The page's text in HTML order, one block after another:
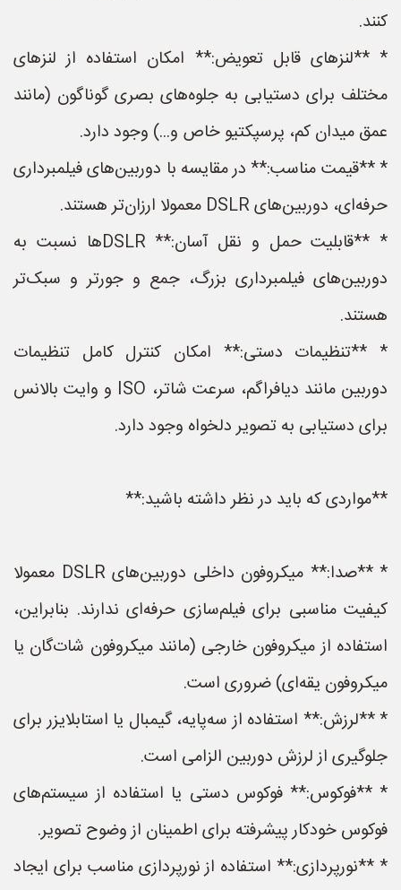
کنند.
* **لنزهای قابل تعویض:** امکان استفاده از لنزهای
مختلف برای دستیابی به جلوه‌های بصری گوناگون (مانند
عمق میدان کم، پرسپکتیو خاص و...) وجود دارد.
* **قیمت مناسب:** در مقایسه با دوربین‌های فیلمبرداری
حرفه‌ای، دوربین‌های DSLR معمولا ارزان‌تر هستند.
* **قابلیت حمل و نقل آسان:** DSLRها نسبت به
دوربین‌های فیلمبرداری بزرگ، جمع و جورتر و سبک‌تر
هستند.
* **تنظیمات دستی:** امکان کنترل کامل تنظیمات
دوربین مانند دیافراگم، سرعت شاتر، ISO و وایت بالانس
برای دستیابی به تصویر دلخواه وجود دارد.
**مواردی که باید در نظر داشته باشید:**
* **صدا:** میکروفون داخلی دوربین‌های DSLR معمولا
کیفیت مناسبی برای فیلم‌سازی حرفه‌ای ندارند. بنابراین،
استفاده از میکروفون خارجی (مانند میکروفون شات‌گان یا
میکروفون یقه‌ای) ضروری است.
* **لرزش:** استفاده از سه‌پایه، گیمبال یا استابلایزر برای
جلوگیری از لرزش دوربین الزامی است.
* **فوکوس:** فوکوس دستی یا استفاده از سیستم‌های
فوکوس خودکار پیشرفته برای اطمینان از وضوح تصویر.
* **نورپردازی:** استفاده از نورپردازی مناسب برای ایجاد